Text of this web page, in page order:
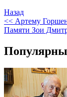
Назад
<< Артему
Памяти Зои